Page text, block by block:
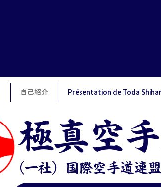
自己紹介 Présentation de Toda
（一社）国際空手道連
極真空